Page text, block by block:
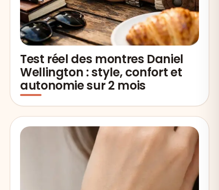
Test réel des montres Daniel
Wellington : style, confort et
autonomie sur 2 mois